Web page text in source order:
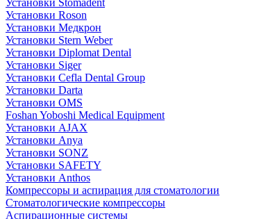
Установки Stomadent
Установки Roson
Установки Медкрон
Установки Stern Weber
Установки Diplomat Dental
Установки Siger
Установки Cefla Dental Group
Установки Darta
Установки OMS
Foshan Yoboshi Medical Equipment
Установки AJAX
Установки Anya
Установки SONZ
Установки SAFETY
Установки Anthos
Компрессоры и аспирация для стоматологии
Стоматологические компрессоры
Аспирационные системы